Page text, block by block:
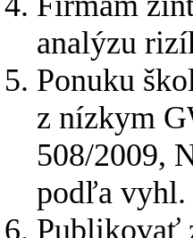
analýzu
Ponuku
z nízkym
508/2009,
podľa vyhl.
Publikovať